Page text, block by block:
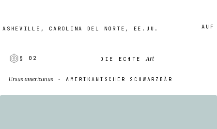
CAROLINA DEL NORTE, EE.UU. AUF
§ 02 DIE ECHTEArt
Ursus americanus · AMERIKANISCHER SCHWARZBÄR